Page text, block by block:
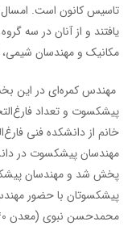
یافتند و از آنان در سه
مکانیک و مهندسان
مهندس کمره‌ای در این
خانم از دانشکده فنی
مهندسان پیشکسوت در
پخش شد و مهندسان
محمدحسن نبوی (معدن 40)، انجام شد.